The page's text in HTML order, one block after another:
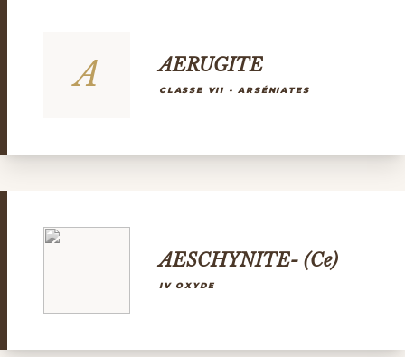
A AERUGITE
CLASSE VII - ARSÉNIATES
AESCHYNITE- (Ce)
IV OXYDE